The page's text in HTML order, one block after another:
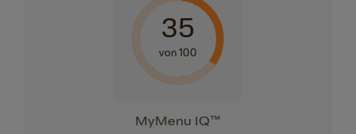
35
von 100
MyMenu IQ™